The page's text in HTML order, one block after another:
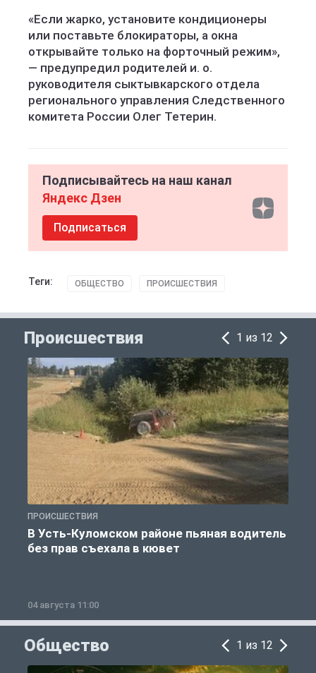
«Если жарко, установите кондиционеры
или поставьте блокираторы, а окна
открывайте только на форточный режим»,
— предупредил родителей и. о.
руководителя сыктывкарского отдела
регионального управления Следственного
комитета России Олег Тетерин.
Подписывайтесь на наш канал
Яндекс Дзен
Подписаться
Теги: ОБЩЕСТВО ПРОИСШЕСТВИЯ
Происшествия 1 из 12
ПРОИСШЕСТВИЯ
В Усть-Куломском районе пьяная водитель
без прав съехала в кювет
04 августа 11:00
Общество 1 из 12